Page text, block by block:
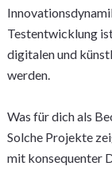
Testentwicklung
digitalen und
werden.
Was für dich als
Solche Projekte
mit konsequenter